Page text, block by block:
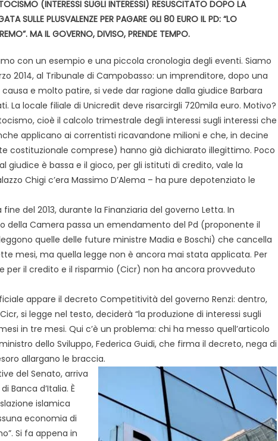
(INTERESSI SUGLI INTERESSI) RESUSCITATO DOPO LA
SULLE PLUSVALENZE PER PAGARE GLI 80 EURO IL PD: “LO
MA IL GOVERNO, DIVISO, PRENDE TEMPO.
con un esempio e una piccola cronologia degli eventi. Siamo
2014, al Tribunale di Campobasso: un imprenditore, dopo una
e molto patire, si vede dar ragione dalla giudice Barbara
La locale filiale di Unicredit deve risarcirgli 720mila euro. Motivo?
cioè il calcolo trimestrale degli interessi sugli interessi che
applicano ai correntisti ricavandone milioni e che, in decine
costituzionale comprese) hanno già dichiarato illegittimo. Poco
è bassa e il gioco, per gli istituti di credito, vale la
Chigi c’era Massimo D’Alema – ha pure depotenziato le
del 2013, durante la Finanziaria del governo Letta. In
della Camera passa un emendamento del Pd (proponente il
quelle delle future ministre Madia e Boschi) che cancella
mesi, ma quella legge non è ancora mai stata applicata. Per
il credito e il risparmio (Cicr) non ha ancora provveduto
appare il decreto Competitività del governo Renzi: dentro,
si legge nel testo, deciderà “la produzione di interessi sugli
in tre mesi. Qui c’è un problema: chi ha messo quell’articolo
dello Sviluppo, Federica Guidi, che firma il decreto, nega di
allargano le braccia.
del Senato, arriva
Banca d’Italia. È
islamica
economia di
Si fa appena in